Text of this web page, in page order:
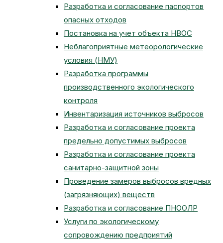
Разработка и согласование паспортов
опасных отходов
Постановка на учет объекта НВОС
Неблагоприятные метеорологические
условия (НМУ)
Разработка программы
производственного экологического
контроля
Инвентаризация источников выбросов
Разработка и согласование проекта
предельно допустимых выбросов
Разработка и согласование проекта
санитарно-защитной зоны
Проведение замеров выбросов вредных
(загрязняющих) веществ
Разработка и согласование ПНООЛР
Услуги по экологическому
сопровождению предприятий